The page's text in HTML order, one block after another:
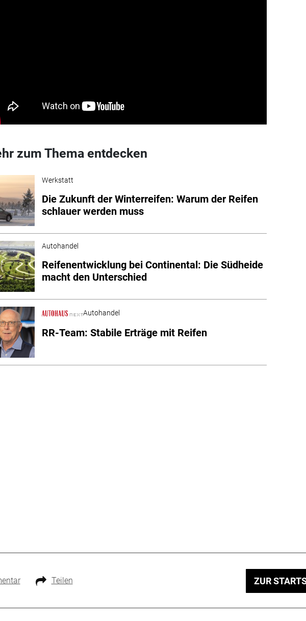
zum Thema entdecken
Werkstatt
Die Zukunft der Winterreifen: Warum der Reifen
schlauer werden muss
Autohandel
Reifenentwicklung bei Continental: Die Südheide
macht den Unterschied
Autohandel
RR-Team: Stabile Erträge mit Reifen
Teilen ZUR